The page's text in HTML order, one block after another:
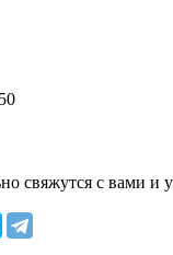
свяжутся с вами и